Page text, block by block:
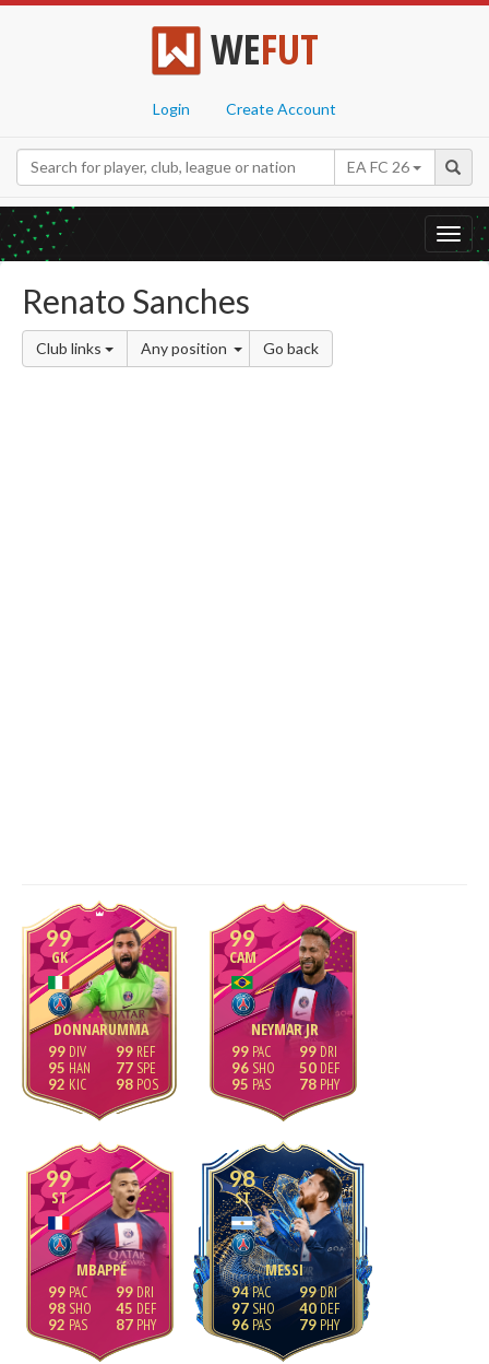
WEFUT
Login Create Account
EA FC 26
Renato Sanches
Club links Any position Go back
99
GK
DONNARUMMA
99
95
92
99
77
98
99
CAM
NEYMAR JR
99
96
95
99
50
78
99
ST
MBAPPÉ
99
98
92
99
45
87
98
ST
MESSI
94
97
96
99
40
79